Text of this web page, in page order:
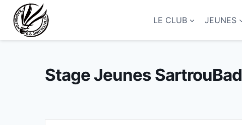
contenu
LE CLUB JEUNES
Stage Jeunes SartrouBad